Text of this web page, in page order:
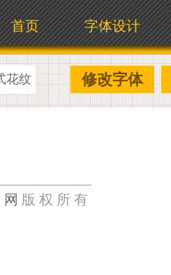
字体设计
首页
花纹 修改字体
版权所有